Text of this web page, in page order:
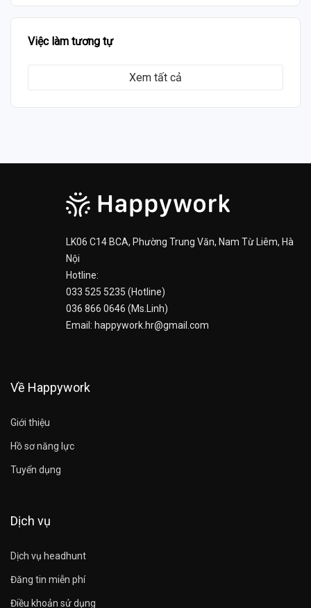
Việc làm tương tự
Xem tất cả
LK06 C14 BCA, Phường Trung Văn, Nam Từ Liêm, Hà
Nội
Hotline:
033 525 5235 (Hotline)
036 866 0646 (Ms.Linh)
Email: happywork.hr@gmail.com
Về Happywork
Giới thiệu
Hồ sơ năng lực
Tuyển dụng
Dịch vụ
Dịch vụ headhunt
Đăng tin miễn phí
Điều khoản sử dụng